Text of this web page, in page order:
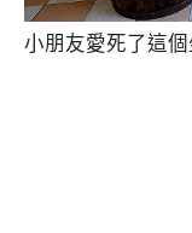
小朋友愛死了這